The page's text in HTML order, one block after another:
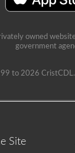
owned
government
to 2026
Site